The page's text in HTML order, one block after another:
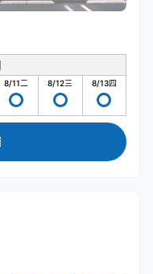
8/11二 8/12三 8/13四